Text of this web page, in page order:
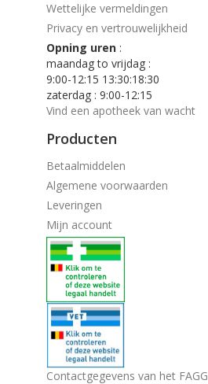
Wettelijke vermeldingen
Privacy en vertrouwelijkheid
Opning uren :
maandag to vrijdag :
9:00-12:15 13:30:18:30
zaterdag : 9:00-12:15
Vind een apotheek van wacht
Producten
Betaalmiddelen
Algemene voorwaarden
Leveringen
Mijn account
Contactgegevens van het FAGG